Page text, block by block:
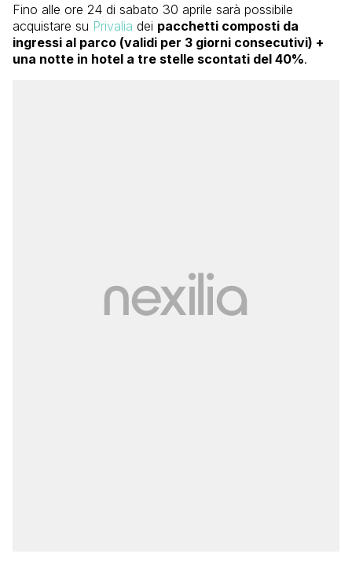
Fino alle ore 24 di sabato 30 aprile sarà possibile
acquistare su Privalia dei pacchetti composti da
ingressi al parco (validi per 3 giorni consecutivi) +
una notte in hotel a tre stelle scontati del 40%.